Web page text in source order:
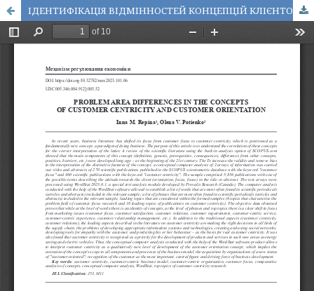
ІДЕНТИФІКАЦІЯ ВІДМІННОСТЕЙ КОНЦЕПЦІЙ КЛІЄНТОЦЕНТРИЧНОСТІ ТА КЛІЄНТООРІЄНТОВАНОСТІ